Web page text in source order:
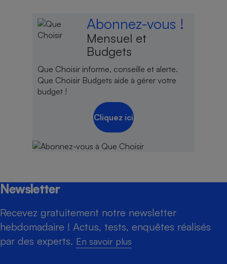
Abonnez-vous !
Mensuel et
Budgets
Que Choisir informe, conseille et alerte.
Que Choisir Budgets aide à gérer votre
budget !
Cliquez ici
Newsletter
Recevez gratuitement notre newsletter
hebdomadaire ! Actus, tests, enquêtes réalisés
par des experts. En savoir plus